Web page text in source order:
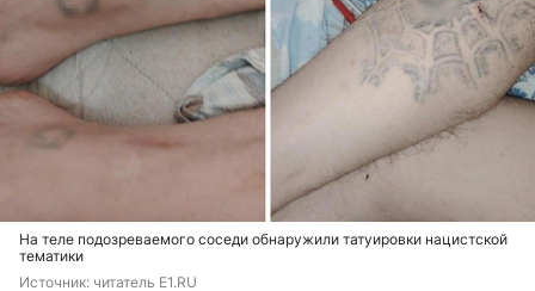
На теле подозреваемого соседи обнаружили татуировки нацистской
тематики
Источник: читатель Е1.RU